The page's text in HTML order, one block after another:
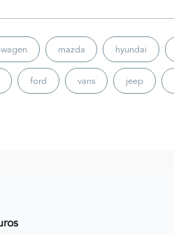
mazda hyundai
ford vans jeep